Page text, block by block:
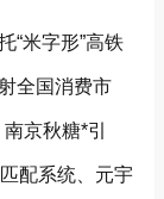
“米字形”高铁
全国消费市
京秋糖*引
配系统、元宇